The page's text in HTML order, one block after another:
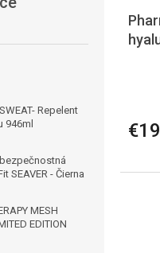
Repelent
946ml
SEAVER - Čierna
MESH
EDITION